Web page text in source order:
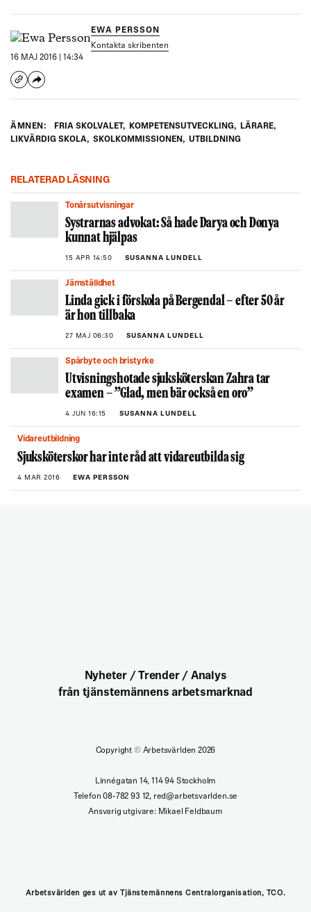
EWA PERSSON
Kontakta skribenten
16 MAJ 2016 | 14:34
ÄMNEN: FRIA SKOLVALET, KOMPETENSUTVECKLING, LÄRARE,
LIKVÄRDIG SKOLA, SKOLKOMMISSIONEN, UTBILDNING
RELATERAD LÄSNING
Tonårsutvisningar
Systrarnas advokat: Så hade Darya och Donya
kunnat hjälpas
15 APR 14:50 SUSANNA LUNDELL
Jämställdhet
Linda gick i förskola på Bergendal – efter 50 år
är hon tillbaka
27 MAJ 06:30 SUSANNA LUNDELL
Spårbyte och bristyrke
Utvisningshotade sjuksköterskan Zahra tar
examen – ”Glad, men bär också en oro”
4 JUN 16:15 SUSANNA LUNDELL
Vidareutbildning
Sjuksköterskor har inte råd att vidareutbilda sig
4 MAR 2016 EWA PERSSON
Nyheter / Trender / Analys
från tjänstemännens arbetsmarknad
Copyright ©Arbetsvärlden 2026
Linnégatan 14, 114 94 Stockholm
Telefon 08-782 93 12, red@arbetsvarlden.se
Ansvarig utgivare: Mikael Feldbaum
Arbetsvärlden ges ut av Tjänstemännens Centralorganisation, TCO.